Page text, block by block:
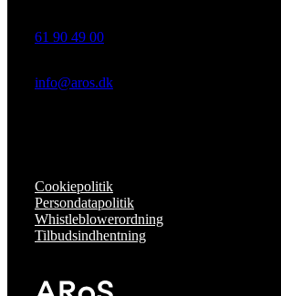
61 90 49 00
info@aros.dk
Cookiepolitik
Persondatapolitik
Whistleblowerordning
Tilbudsindhentning